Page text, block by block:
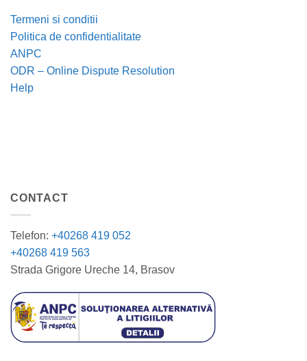
Termeni si conditii
Politica de confidentialitate
ANPC
ODR – Online Dispute Resolution
Help
CONTACT
Telefon: +40268 419 052
+40268 419 563
Strada Grigore Ureche 14, Brasov